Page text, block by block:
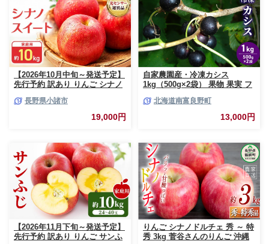
【2026年10月中旬～発送予定】
先行予約 訳あり りんご シナノ
庭用 フルーツ 果物 甘い 訳あり
長野県小諸市
19,000円
自家農園産・冷凍カシス
1kg（500g×2袋） 果物 果実 フ
北海道南富良野町
13,000円
【2026年11月下旬～発送予定】
先行予約 訳あり りんご サンふ
りんご シナノドルチェ 秀 ～ 特
秀 3kg 菅谷さんのりんご 沖縄